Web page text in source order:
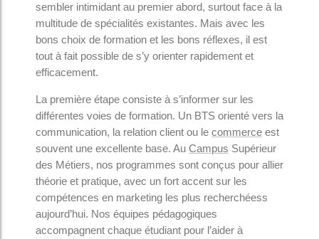
sembler intimidant au premier abord, surtout face à la
multitude de spécialités existantes. Mais avec les
bons choix de formation et les bons réflexes, il est
tout à fait possible de s’y orienter rapidement et
efficacement.
La première étape consiste à s’informer sur les
différentes voies de formation. Un BTS orienté vers la
communication, la relation client ou le commerce est
souvent une excellente base. Au Campus Supérieur
des Métiers, nos programmes sont conçus pour allier
théorie et pratique, avec un fort accent sur les
compétences en marketing les plus recherchéess
aujourd’hui. Nos équipes pédagogiques
accompagnent chaque étudiant pour l’aider à